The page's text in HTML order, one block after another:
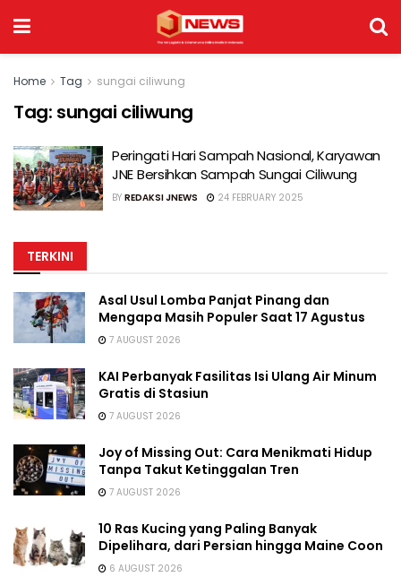
Home Tag sungai ciliwung
Tag: sungai ciliwung
Peringati Hari Sampah Nasional, Karyawan
JNE Bersihkan Sampah Sungai Ciliwung
BY REDAKSI JNEWS 24 FEBRUARY 2025
TERKINI
Asal Usul Lomba Panjat Pinang dan
Mengapa Masih Populer Saat 17 Agustus
7 AUGUST 2026
KAI Perbanyak Fasilitas Isi Ulang Air Minum
Gratis di Stasiun
7 AUGUST 2026
Joy of Missing Out: Cara Menikmati Hidup
Tanpa Takut Ketinggalan Tren
7 AUGUST 2026
10 Ras Kucing yang Paling Banyak
Dipelihara, dari Persian hingga Maine Coon
6 AUGUST 2026